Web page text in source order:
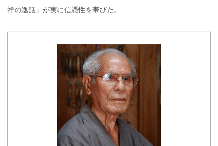
祥の逸話」が実に信憑性を帯びた。